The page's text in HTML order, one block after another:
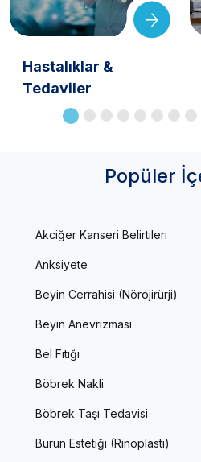
Hastalıklar &
Tedaviler
Popüler
Akciğer Kanseri Belirtileri
Anksiyete
Beyin Cerrahisi (Nörojirürji)
Beyin Anevrizması
Bel Fıtığı
Böbrek Nakli
Böbrek Taşı Tedavisi
Burun Estetiği (Rinoplasti)